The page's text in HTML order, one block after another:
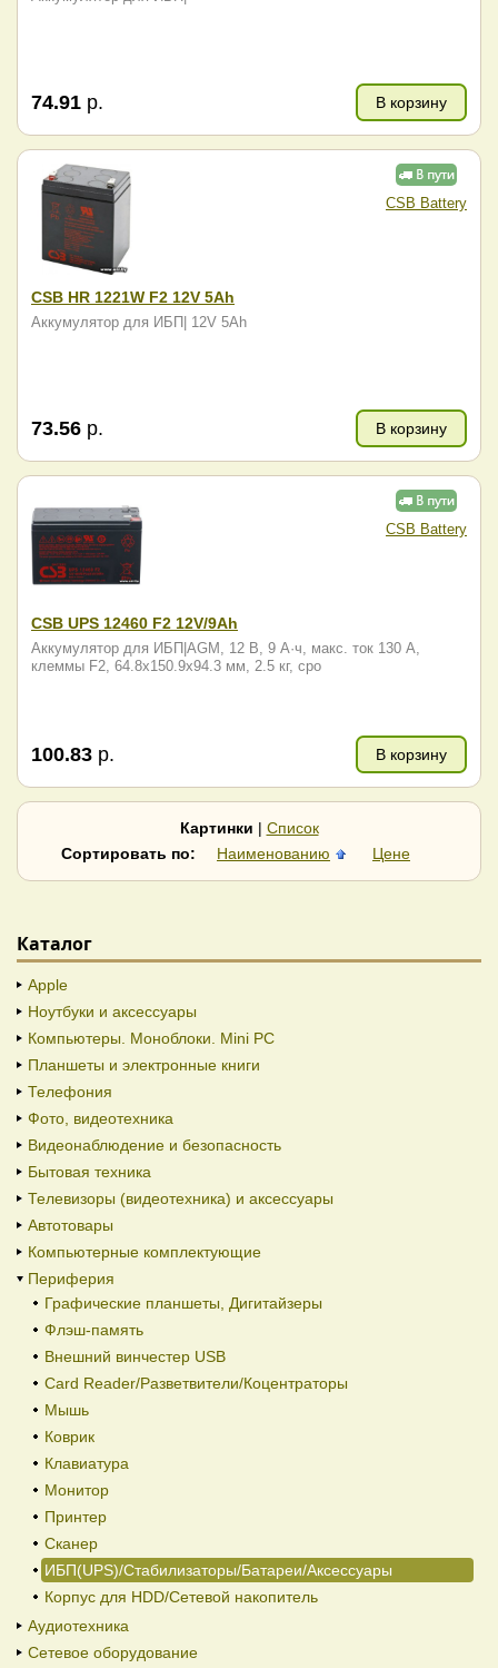
74.91 р. В корзину
CSB Battery
CSB HR 1221W F2 12V 5Ah
Аккумулятор для ИБП| 12V 5Ah
73.56 р. В корзину
CSB Battery
CSB UPS 12460 F2 12V/9Ah
Аккумулятор для ИБП|AGM, 12 В, 9 А·ч, макс. ток 130 А,
клеммы F2, 64.8x150.9x94.3 мм, 2.5 кг, сро
100.83 р. В корзину
Картинки | Список
Сортировать по:
Наименованию Цене
Каталог
Apple
Ноутбуки и аксессуары
Компьютеры. Моноблоки. Mini PC
Планшеты и электронные книги
Телефония
Фото, видеотехника
Видеонаблюдение и безопасность
Бытовая техника
Телевизоры (видеотехника) и аксессуары
Автотовары
Компьютерные комплектующие
Периферия
Графические планшеты, Дигитайзеры
Флэш-память
Внешний винчестер USB
Card Reader/Разветвители/Коцентраторы
Мышь
Коврик
Клавиатура
Монитор
Принтер
Сканер
ИБП(UPS)/Стабилизаторы/Батареи/Аксессуары
Корпус для HDD/Cетевой накопитель
Аудиотехника
Сетевое оборудование